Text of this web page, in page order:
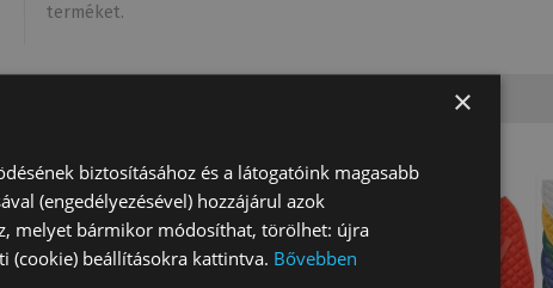
terméket.
×
biztosításához és a látogatóink magasabb
(engedélyezésével) hozzájárul azok
melyet bármikor módosíthat, törölhet: újra
(cookie) beállításokra kattintva. Bővebben